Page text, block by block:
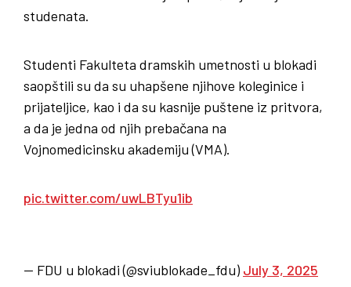
studenata.
Studenti Fakulteta dramskih umetnosti u blokadi
saopštili su da su uhapšene njihove koleginice i
prijateljice, kao i da su kasnije puštene iz pritvora,
a da je jedna od njih prebačana na
Vojnomedicinsku akademiju (VMA).
pic.twitter.com/uwLBTyu1ib
— FDU u blokadi (@sviublokade_fdu) July 3, 2025